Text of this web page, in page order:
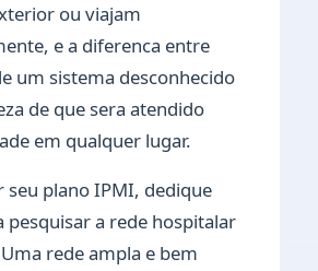
ou viajam
e a diferenca entre
um sistema desconhecido
de que sera atendido
em qualquer lugar.
seu plano IPMI, dedique
pesquisar a rede hospitalar
rede ampla e bem